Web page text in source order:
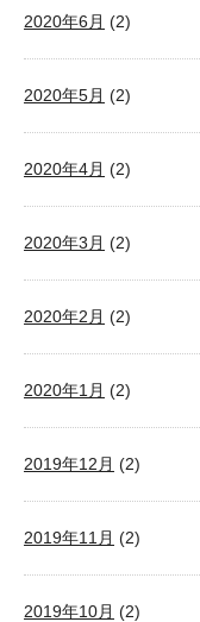
2020年6月 (2)
2020年5月 (2)
2020年4月 (2)
2020年3月 (2)
2020年2月 (2)
2020年1月 (2)
2019年12月 (2)
2019年11月 (2)
2019年10月 (2)